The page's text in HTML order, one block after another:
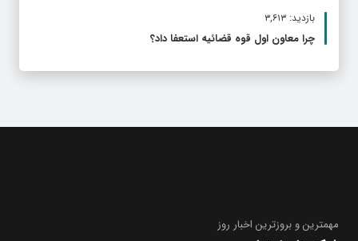
بازدید: ۳,۶۱۳
چرا معاون اول قوه قضائیه استعفا داد؟
مهمترین و بروز‌ترین اخبار روز